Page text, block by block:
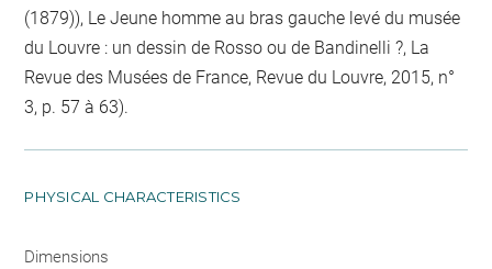
(1879)), Le Jeune homme au bras gauche levé du musée
du Louvre : un dessin de Rosso ou de Bandinelli ?, La
Revue des Musées de France, Revue du Louvre, 2015, n°
3, p. 57 à 63).
PHYSICAL CHARACTERISTICS
Dimensions